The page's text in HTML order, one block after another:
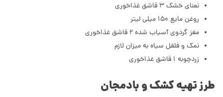
نعنای خشک 3 قاشق غذاخوری
روغن مایع 150 میلی لیتر
مغز گردوی آسیاب شده 2 قاشق غذاخوری
نمک و فلفل سیاه به میزان لازم
زردچوبه 1 قاشق غذاخوری
طرز تهیه کشک و بادمجان